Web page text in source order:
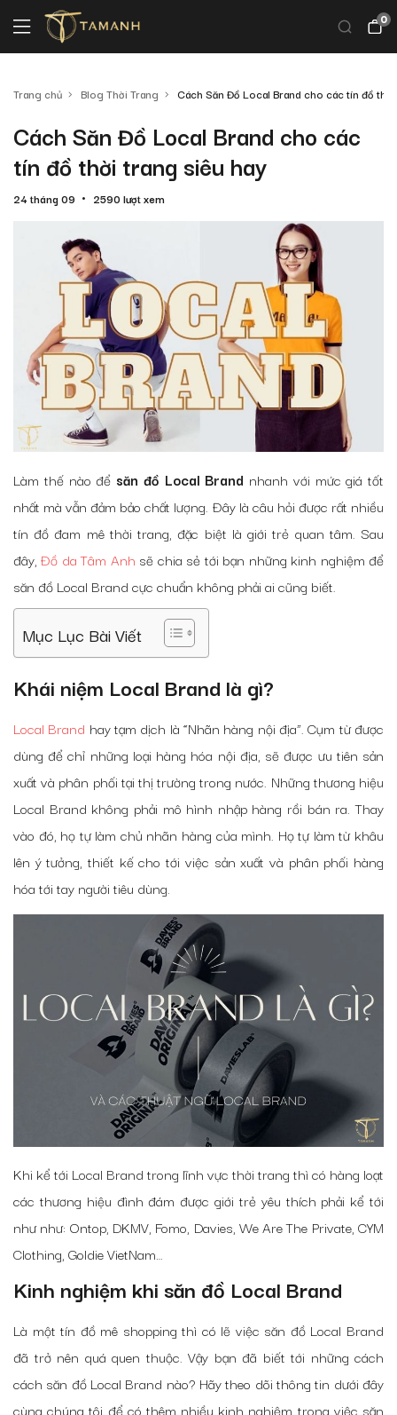
0
Trang chủ Blog Thời Trang Cách Săn Đồ Local Brand cho các tín đồ
Cách Săn Đồ Local Brand cho các
tín đồ thời trang siêu hay
24 tháng 09 2590 lượt xem
Làm thế nào để săn đồ Local Brand nhanh với mức giá tốt
nhất mà vẫn đảm bảo chất lượng. Đây là câu hỏi được rất nhiều
tín đồ đam mê thời trang, đặc biệt là giới trẻ quan tâm. Sau
đây,Đồ da Tâm Anh sẽ chia sẻ tới bạn những kinh nghiệm để
săn đồ Local Brand cực chuẩn không phải ai cũng biết.
Mục Lục Bài Viết
Khái niệm Local Brand là gì?
Local Brand hay tạm dịch là “Nhãn hàng nội địa”. Cụm từ được
dùng để chỉ những loại hàng hóa nội địa, sẽ được ưu tiên sản
xuất và phân phối tại thị trường trong nước. Những thương hiệu
Local Brand không phải mô hình nhập hàng rồi bán ra. Thay
vào đó, họ tự làm chủ nhãn hàng của mình. Họ tự làm từ khâu
lên ý tưởng, thiết kế cho tới việc sản xuất và phân phối hàng
hóa tới tay người tiêu dùng.
Khi kể tới Local Brand trong lĩnh vực thời trang thì có hàng loạt
các thương hiệu đình đám được giới trẻ yêu thích phải kể tới
như như: Ontop, DKMV, Fomo, Davies, We Are The Private, CYM
Clothing, Goldie VietNam…
Kinh nghiệm khi săn đồ Local Brand
Là một tín đồ mê shopping thì có lẽ việc săn đồ Local Brand
đã trở nên quá quen thuộc. Vậy bạn đã biết tới những cách
cách săn đồ Local Brand nào? Hãy theo dõi thông tin dưới đây
cùng chúng tôi để có thêm nhiều kinh nghiệm trong việc săn